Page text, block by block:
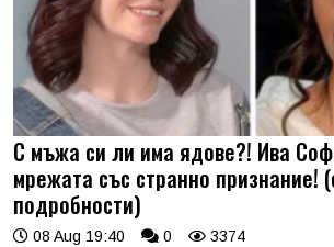
С мъжа си ли има ядове?! Ива
мрежата със странно признание!
подробности)
08 Aug 19:40 0 3374